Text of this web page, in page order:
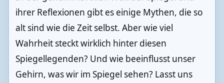
ihrer Reflexionen gibt es einige Mythen, die so
alt sind wie die Zeit selbst. Aber wie viel
Wahrheit steckt wirklich hinter diesen
Spiegellegenden? Und wie beeinflusst unser
Gehirn, was wir im Spiegel sehen? Lasst uns